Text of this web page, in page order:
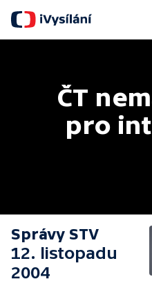
ČT
pro
Správy STV
12. listopadu
2004